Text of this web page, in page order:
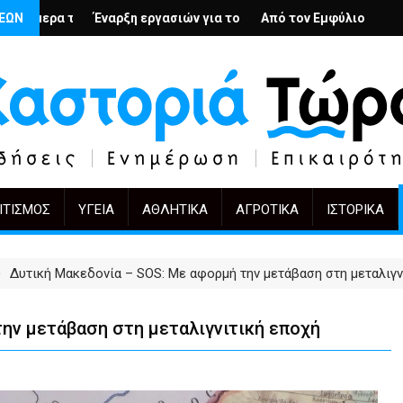
Άρμιν Βέγκνερ απέναντι στη λήθη
για το Κέντρο Ημέρας Ολικής Φροντίδας στην Καστοριά
Από τον Εμφύλιο στην Πόλωση: το ίδιο έργο,
KIFF 51: Η εικόνα μετά
ΥΓΕΊΑ ΑΘΛΗΤΙΚΆ ΑΓΡΟΤΙΚΆ ΙΣΤΟΡΙΚΆ
Δυτική Μακεδονία – SOS: Με αφορμή την μετάβαση στη
μετάβαση στη μεταλιγνιτική εποχή